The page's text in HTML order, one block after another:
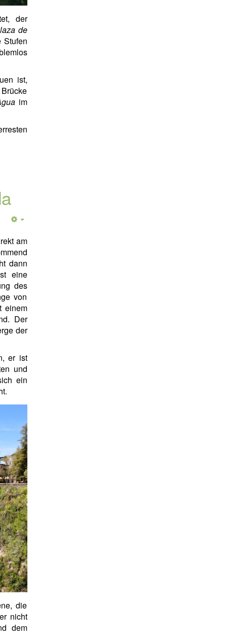
der
de
Stufen
ist,
im
am
dann
eine
des
von
einem
Der
der
er ist
und
ein
die
nicht
dem